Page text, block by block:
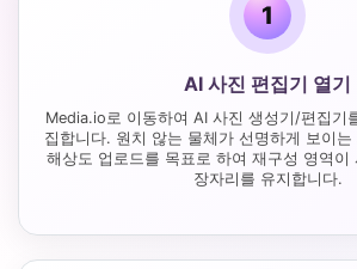
1
AI 사진 편집기 열기
Media.io로 이동하여 AI 사진 생성기/편집기
집합니다. 원치 않는 물체가 선명하게 보이
해상도 업로드를 목표로 하여 재구성 영역이
장자리를 유지합니다.